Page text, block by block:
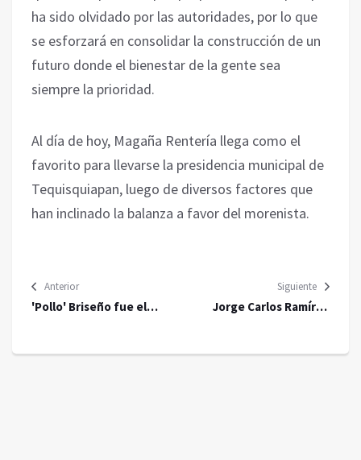
ha sido olvidado por las autoridades, por lo que
se esforzará en consolidar la construcción de un
futuro donde el bienestar de la gente sea
siempre la prioridad.
Al día de hoy, Magaña Rentería llega como el
favorito para llevarse la presidencia municipal de
Tequisquiapan, luego de diversos factores que
han inclinado la balanza a favor del morenista.
Anterior
'Pollo' Briseño fue el
tiene canción
Siguiente
Jorge Carlos Ramírez
fundamental durante su